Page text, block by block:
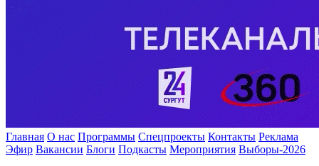
Главная О нас Программы Спецпроекты Контакты Реклама
Эфир Вакансии Блоги Подкасты Мероприятия Выборы-2026